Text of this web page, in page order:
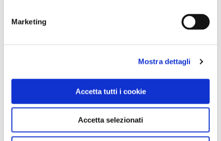
Marketing
Mostra dettagli
Accetta tutti i cookie
Accetta selezionati